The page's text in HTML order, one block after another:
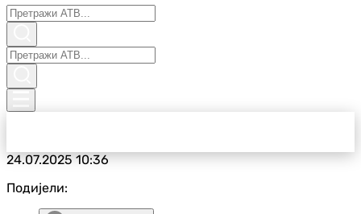
24.07.202510:36
Подијели: